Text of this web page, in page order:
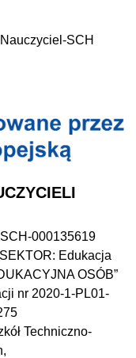
Nauczyciel-SCH
000135619
Edukacja
OSÓB”
nr 2020-1-PL01-
Techniczno-